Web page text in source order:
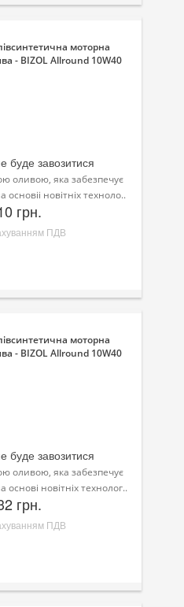
моторна
- BIZOL Allround 10W40
буде завозитися
оливою, яка забезпечує
основіі новітніх техноло..
грн.
ПДВ
моторна
- BIZOL Allround 10W40
буде завозитися
оливою, яка забезпечує
основі новітніх технолог..
грн.
ПДВ